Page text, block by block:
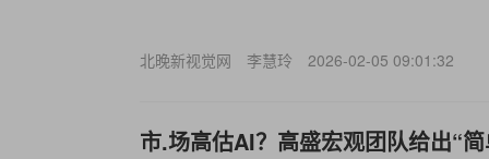
北晚新视觉网 李慧玲 2026-02-05 09:01:32
市.场高估AI？高盛宏观团队给出“